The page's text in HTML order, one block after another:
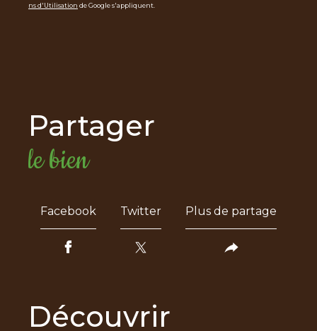
ns d'Utilisation de Google s'appliquent.
partager
le bien
Facebook Twitter Plus de partage
découvrir